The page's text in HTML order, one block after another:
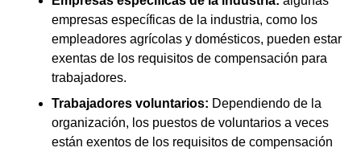
empresas específicas de la industria, como los
empleadores agrícolas y domésticos, pueden estar
exentas de los requisitos de compensación para
trabajadores.
Trabajadores voluntarios: Dependiendo de la
organización, los puestos de voluntarios a veces
están exentos de los requisitos de compensación